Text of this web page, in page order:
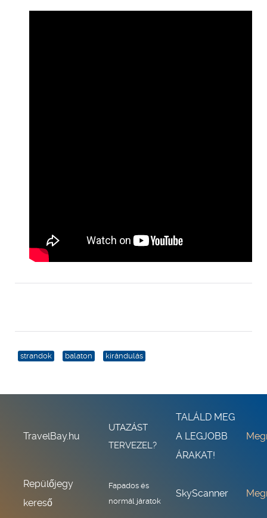
strandok balaton kirándulás
TravelBay.hu
UTAZÁST
TERVEZEL?
TALÁLD MEG
A LEGJOBB
ÁRAKAT!
Repülőjegy
kereső
Fapados és
normál járatok
SkyScanner